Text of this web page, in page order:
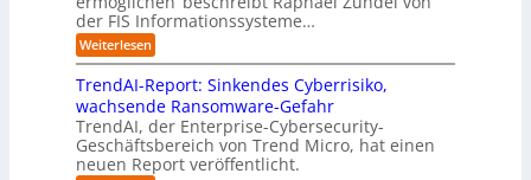
l
ö
s
u
n
g
e
n
e
a
u
t
o
m
a
t
i
s
i
n
s
s
E
c
o
c
h
s
w
e
i
t
e
t
r
a
u
e
n
g
e
l
f
t
b
e
i
d
e
der FIS Informationssysteme…
Weiterlesen:
I
n
d
u
s
t
r
i
TrendAI-Report: Sinkendes Cyberrisiko,
wachsende Ransomware-Gefahr
TrendAI, der Enterprise-Cybersecurity-
Geschäftsbereich von Trend Micro, hat einen
neuen Report veröffentlicht.